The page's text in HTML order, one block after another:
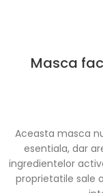
Masca
Aceasta masca
esentiala, dar
ingredientelor
proprietatile sale